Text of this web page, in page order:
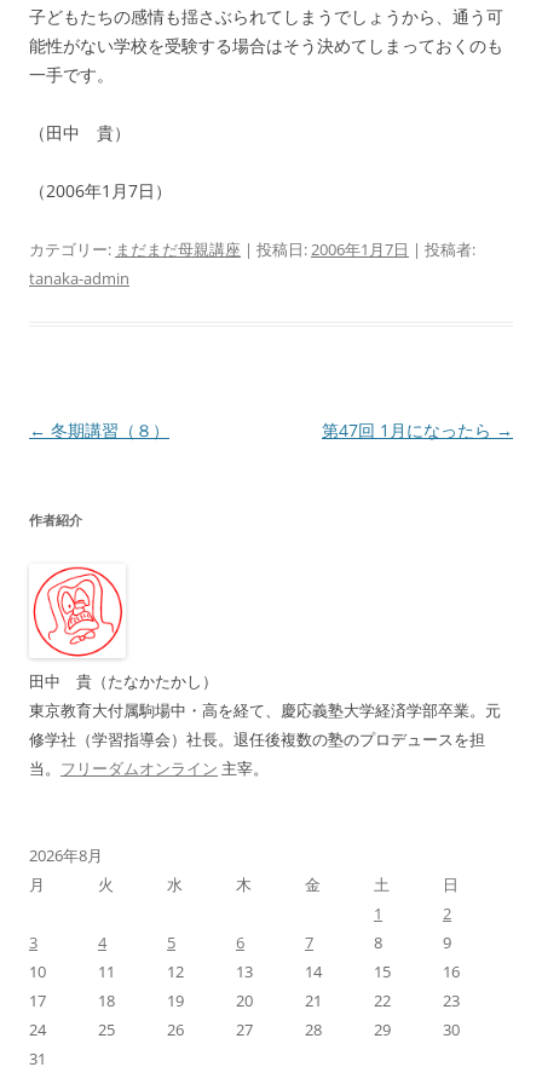
子どもたちの感情も揺さぶられてしまうでしょうから、通う可
能性がない学校を受験する場合はそう決めてしまっておくのも
一手です。
（田中 貴）
（2006年1月7日）
カテゴリー: まだまだ母親講座 | 投稿日:2006年1月7日 | 投稿者:
tanaka-admin
投
ビ
ー
シ
ョ
ン
← 冬期講習（８） 第47回 1月になったら →
作者紹介
田中 貴（たなかたかし）
東京教育大付属駒場中・高を経て、慶応義塾大学経済学部卒業。元
修学社（学習指導会）社長。退任後複数の塾のプロデュースを担
当。 フリーダムオンライン 主宰。
2026年8月
月
火 水 木 金 土
日
1
2
3
4 5 6 7 8
9
10
11 12 13 14 15
16
17
18 19 20 21 22
23
24
25 26 27 28 29
30
31